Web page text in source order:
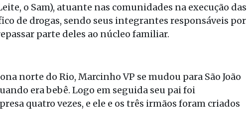
o Sam), atuante nas comunidades na execução das
de drogas, sendo seus integrantes responsáveis por
parte deles ao núcleo familiar.
norte do Rio, Marcinho VP se mudou para São João
era bebê. Logo em seguida seu pai foi
quatro vezes, e ele e os três irmãos foram criados